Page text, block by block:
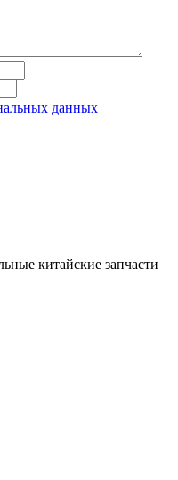
данных
китайские запчасти